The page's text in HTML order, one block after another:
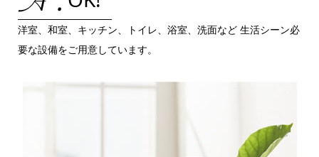
洋室、和室、キッチン、トイレ、浴室、洗面など 生活シーン必
要な設備をご用意しています。